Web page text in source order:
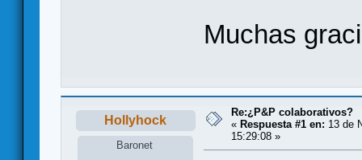
Muchas
Hollyhock
Baronet
Re:¿P&P colaborativos?
« Respuesta #1 en: 13 de
15:29:08 »